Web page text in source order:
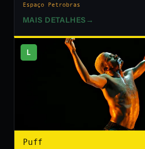
Espaço Petrobras
MAIS DETALHES →
L
Puff